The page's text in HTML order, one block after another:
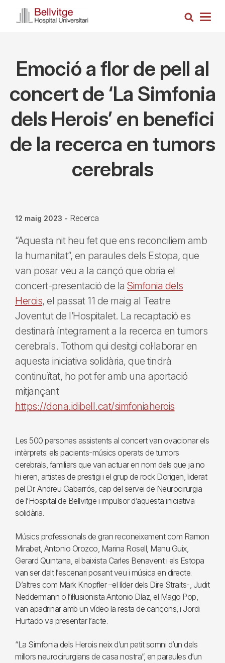
Cerca
Emoció a flor de pell al
concert de ‘La Simfonia
dels Herois’ en benefici
de la recerca en tumors
cerebrals
12 maig 2023 - Recerca
“Aquesta nit heu fet que ens reconciliem amb
la humanitat”, en paraules dels Estopa, que
van posar veu a la cançó que obria el
concert-presentació de la Simfonia dels
Herois, el passat 11 de maig al Teatre
Joventut de l’Hospitalet. La recaptació es
destinarà íntegrament a la recerca en tumors
cerebrals. Tothom qui desitgi col·laborar en
aquesta iniciativa solidària, que tindrà
continuïtat, ho pot fer amb una aportació
mitjançant
https://dona.idibell.cat/simfoniaherois
Les 500 persones assistents al concert van ovacionar els
intèrprets: els pacients-músics operats de tumors
cerebrals, familiars que van actuar en nom dels que ja no
hi eren, artistes de prestigi i el grup de rock Dorigen, liderat
pel Dr. Andreu Gabarrós, cap del servei de Neurocirurgia
de l’Hospital de Bellvitge i impulsor d’aquesta iniciativa
solidària.
Músics professionals de gran reconeixement com Ramon
Mirabet, Antonio Orozco, Marina Rosell, Manu Guix,
Gerard Quintana, el baixista Carles Benavent i els Estopa
van ser dalt l’escenari posant veu i música en directe.
D’altres com Mark Knopfler –el líder dels Dire Straits-, Judit
Neddermann o l’il·lusionista Antonio Díaz, el Mago Pop,
van apadrinar amb un vídeo la resta de cançons, i Jordi
Hurtado va presentar l’acte.
“La Simfonia dels Herois neix d’un petit somni d’un dels
millors neurocirurgians de casa nostra”, en paraules d’un